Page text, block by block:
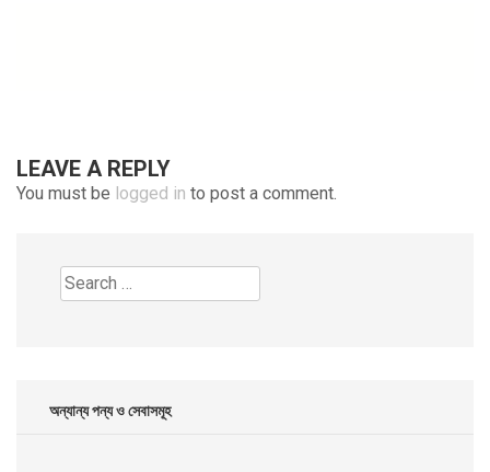
LEAVE A REPLY
You must be logged in to post a comment.
Search
for:
অন্যান্য পন্য ও সেবাসমূহ